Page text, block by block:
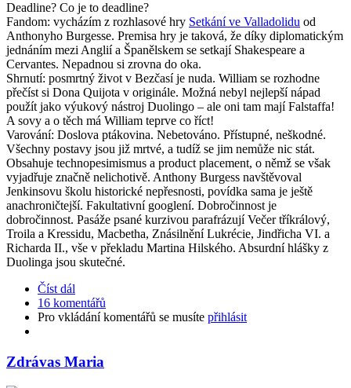
Deadline? Co je to deadline?
Fandom: vycházím z rozhlasové hry Setkání ve Valladolidu od
Anthonyho Burgesse. Premisa hry je taková, že díky diplomatickým
jednáním mezi Anglií a Španělskem se setkají Shakespeare a
Cervantes. Nepadnou si zrovna do oka.
Shrnutí: posmrtný život v Bezčasí je nuda. William se rozhodne
přečíst si Dona Quijota v originále. Možná nebyl nejlepší nápad
použít jako výukový nástroj Duolingo – ale oni tam mají Falstaffa!
A sovy a o těch má William teprve co říct!
Varování: Doslova ptákovina. Nebetováno. Přístupné, neškodné.
Všechny postavy jsou již mrtvé, a tudíž se jim nemůže nic stát.
Obsahuje technopesimismus a product placement, o němž se však
vyjadřuje značně nelichotivě. Anthony Burgess navštěvoval
Jenkinsovu školu historické nepřesnosti, povídka sama je ještě
anachroničtejší. Fakultativní googlení. Dobročinnost je
dobročinnost. Pasáže psané kurzivou parafrázují Večer tříkrálový,
Troila a Kressidu, Macbetha, Znásilnění Lukrécie, Jindřicha VI. a
Richarda II., vše v překladu Martina Hilského. Absurdní hlášky z
Duolinga jsou skutečné.
Číst dál
16 komentářů
Pro vkládání komentářů se musíte přihlásit
Zdrávas Maria